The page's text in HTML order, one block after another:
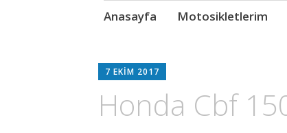
Skip
Anasayfa Motosikletlerim
7 EKIM 2017
Honda Cbf